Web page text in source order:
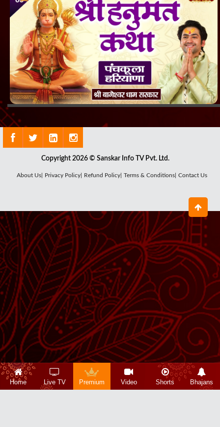
Copyright 2026 © Sanskar Info TV Pvt. Ltd.
About Us| Privacy Policy| Refund Policy| Terms & Conditions| Contact Us
Home Live TV Premium Video Shorts Bhajans